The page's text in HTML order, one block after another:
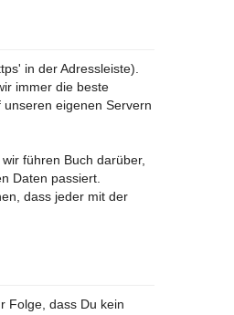
in der Adressleiste).
immer die beste
eigenen Servern
führen Buch darüber,
Daten passiert.
dass jeder mit der
Folge, dass Du kein